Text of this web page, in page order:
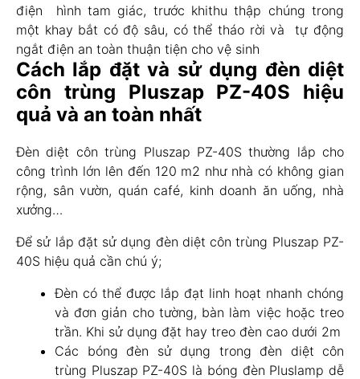
điện hình tam giác, trước khithu thập chúng trong
một khay bắt có độ sâu, có thể tháo rời và tự động
ngắt điện an toàn thuận tiện cho vệ sinh
Cách lắp đặt và sử dụng đèn diệt
côn trùng Pluszap PZ-40S hiệu
quả và an toàn nhất
Đèn diệt côn trùng Pluszap PZ-40S thường lắp cho
công trình lớn lên đến 120 m2 như nhà có không gian
rộng, sân vườn, quán café, kinh doanh ăn uống, nhà
xưởng…
Để sử lắp đặt sử dụng đèn diệt côn trùng Pluszap PZ-
40S hiệu quả cần chú ý;
Đèn có thể được lắp đạt linh hoạt nhanh chóng
và đơn giản cho tường, bàn làm việc hoặc treo
trần. Khi sử dụng đặt hay treo đèn cao dưới 2m
Các bóng đèn sử dụng trong đèn diệt côn
trùng Pluszap PZ-40S là bóng đèn Pluslamp dễ